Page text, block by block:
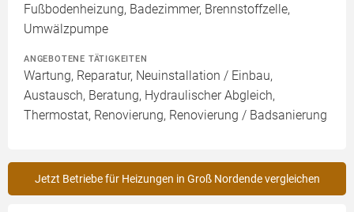
Fußbodenheizung, Badezimmer, Brennstoffzelle,
Umwälzpumpe
ANGEBOTENE TÄTIGKEITEN
Wartung, Reparatur, Neuinstallation / Einbau,
Austausch, Beratung, Hydraulischer Abgleich,
Thermostat, Renovierung, Renovierung / Badsanierung
Jetzt Betriebe für Heizungen in Groß Nordende vergleichen